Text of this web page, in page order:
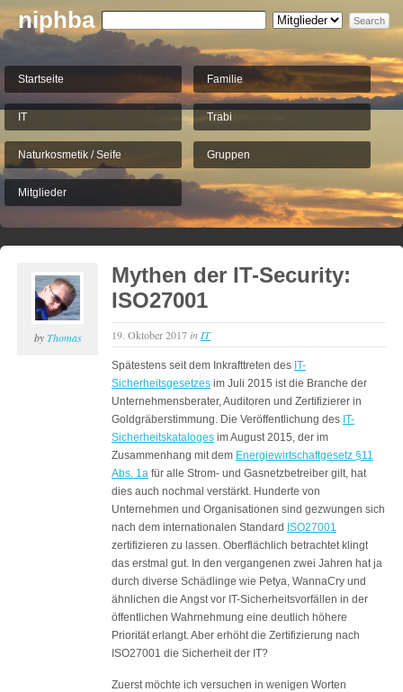
niphba
Startseite Familie
IT Trabi
Naturkosmetik / Seife Gruppen
Mitglieder
byThomas
Mythen der IT-Security:
ISO27001
19. Oktober 2017in IT
Spätestens seit dem Inkrafttreten des IT-
Sicherheitsgesetzes im Juli 2015 ist die Branche der
Unternehmensberater, Auditoren und Zertifizierer in
Goldgräberstimmung. Die Veröffentlichung des IT-
Sicherheitskataloges im August 2015, der im
Zusammenhang mit dem Energiewirtschaftgesetz §11
Abs. 1a für alle Strom- und Gasnetzbetreiber gilt, hat
dies auch nochmal verstärkt. Hunderte von
Unternehmen und Organisationen sind gezwungen sich
nach dem internationalen Standard ISO27001
zertifizieren zu lassen. Oberflächlich betrachtet klingt
das erstmal gut. In den vergangenen zwei Jahren hat ja
durch diverse Schädlinge wie Petya, WannaCry und
ähnlichen die Angst vor IT-Sicherheitsvorfällen in der
öffentlichen Wahrnehmung eine deutlich höhere
Priorität erlangt. Aber erhöht die Zertifizierung nach
ISO27001 die Sicherheit der IT?
Zuerst möchte ich versuchen in wenigen Worten